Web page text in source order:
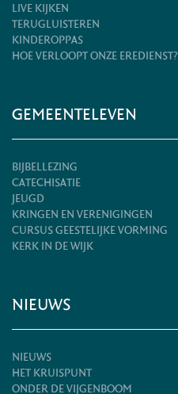
LIVE KIJKEN
TERUGLUISTEREN
KINDEROPPAS
HOE VERLOOPT ONZE EREDIENST?
GEMEENTELEVEN
BIJBELLEZING
CATECHISATIE
JEUGD
KRINGEN EN VERENIGINGEN
CURSUS GEESTELIJKE VORMING
KERK IN DE WIJK
NIEUWS
NIEUWS
HET KRUISPUNT
ONDER DE VIJGENBOOM